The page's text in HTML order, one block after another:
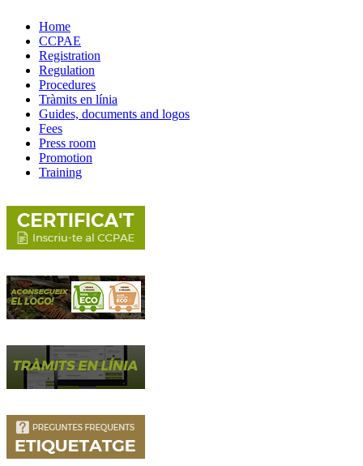
Home
CCPAE
Registration
Regulation
Procedures
Tràmits en línia
Guides, documents and logos
Fees
Press room
Promotion
Training